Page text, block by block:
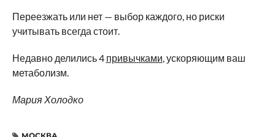
Переезжать или нет — выбор каждого, но риски
учитывать всегда стоит.
Недавно делились 4 привычками, ускоряющим ваш
метаболизм.
Мария Холодко